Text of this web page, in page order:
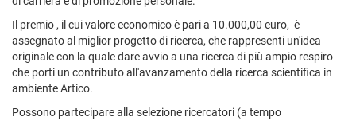
Il premio , il cui valore economico è pari a 10.000,00 euro, è
assegnato al miglior progetto di ricerca, che rappresenti un'idea
originale con la quale dare avvio a una ricerca di più ampio respiro
che porti un contributo all'avanzamento della ricerca scientifica in
ambiente Artico.
Possono partecipare alla selezione ricercatori (a tempo